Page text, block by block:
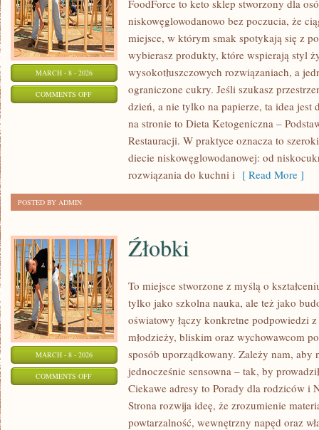
MARCH - 8 - 2026
COMMENTS OFFON
POCZĄTKUJĄCYCH
FoodForce to keto sklep stworzony dla
niskowęglowodanowo bez poczucia, że
miejsce, w którym smak spotykają się z
wybierasz produkty, które wspierają styl
wysokotłuszczowych rozwiązaniach, a
ograniczone cukry. Jeśli szukasz
dzień, a nie tylko na papierze, ta idea jest
na stronie to Dieta Ketogeniczna –
Restauracji. W praktyce oznacza to
diecie niskowęglowodanowej: od
rozwiązania do kuchni i [ Read More ]
POSTED BY ADMIN
MARCH - 8 - 2026
COMMENTS OFFON
Źłobki
To miejsce stworzone z myślą o
tylko jako szkolna nauka, ale też jako
oświatowy łączy konkretne podpowiedzi
młodzieży, bliskim oraz wychowawcom
sposób uporządkowany. Zależy nam, aby
jednocześnie sensowna – tak, by
Ciekawe adresy to Porady dla rodziców i
Strona rozwija ideę, że zrozumienie
powtarzalność, wewnętrzny napęd oraz